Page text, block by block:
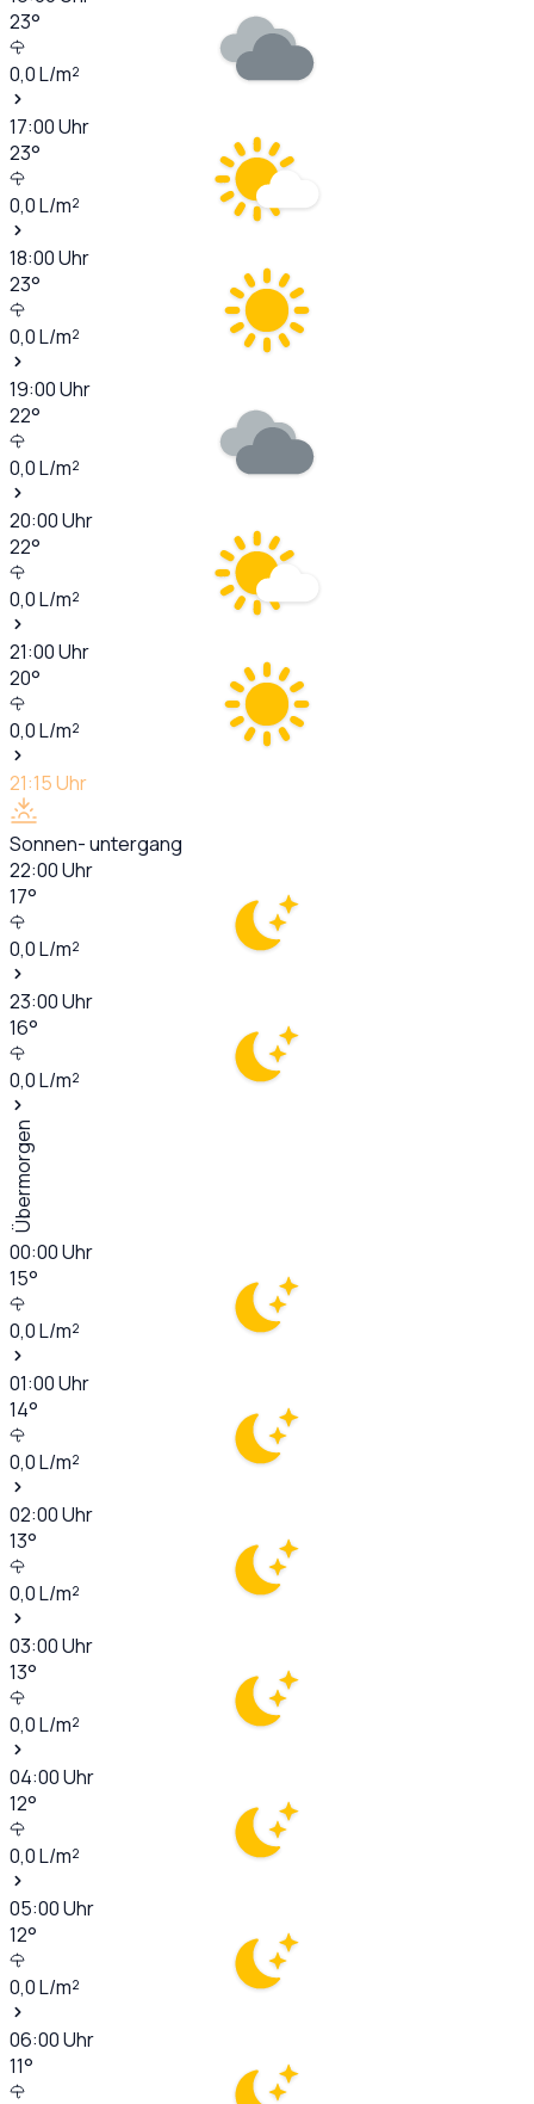
23°
0,0L/m²
17:00Uhr
23°
0,0L/m²
18:00Uhr
23°
0,0L/m²
19:00Uhr
22°
0,0L/m²
20:00Uhr
22°
0,0L/m²
21:00Uhr
20°
0,0L/m²
21:15Uhr
Sonnen- untergang
22:00Uhr
17°
0,0L/m²
23:00Uhr
16°
0,0L/m²
Übermorgen
00:00Uhr
15°
0,0L/m²
01:00Uhr
14°
0,0L/m²
02:00Uhr
13°
0,0L/m²
03:00Uhr
13°
0,0L/m²
04:00Uhr
12°
0,0L/m²
05:00Uhr
12°
0,0L/m²
06:00Uhr
11°